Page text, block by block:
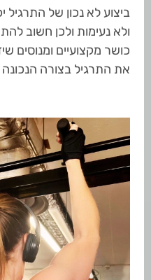
ביצוע לא נכון של התרגיל
ולא נעימות ולכן חשוב
כושר מקצועיים ומנוסים
את התרגיל בצורה הנכונה